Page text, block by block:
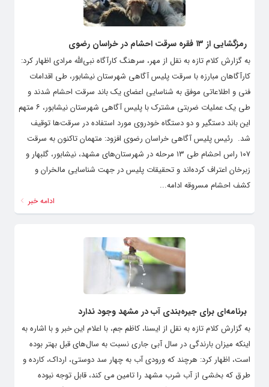
رمزگشایی از ۱۳ فقره سرقت احشام در خراسان رضوی
به گزارش کلام تازه به نقل از مهر، سرهنگ کارآگاه نبی‌الله مرادی اظهار کرد:
کارآگاهان مبارزه با سرقت پلیس آگاهی شهرستان نیشابور، طی اقدامات
فنی و اطلاعاتی موفق به شناسایی اعضای یک باند سرقت احشام شدند و
طی یک عملیات ضربتی مشترک با پلیس آگاهی شهرستان نیشابور، ۶ متهم
این باند دستگیر و دو دستگاه خودروی مورد استفاده در سرقت‌ها توقیف
شد. ‌ رئیس پلیس آگاهی خراسان رضوی افزود: متهمان تاکنون به سرقت
۱۰۷ راس احشام طی ۱۳ مرحله در شهرستان‌های مشهد، نیشابور، گلبهار و
زبرخان اعتراف کرده‌اند و تحقیقات پلیس در جهت شناسایی مالخران و
کشف احشام مسروقه ادامه...
ادامه خبر
برنامه‌ای برای جیره‌بندی آب در مشهد وجود ندارد
به گزارش کلام تازه به نقل از ایسنا، کاظم جم، با اعلام این خبر و با اشاره به
اینکه میزان بارندگی در سال آبی جاری نسبت به سال‌های قبل بهتر بوده
است، اظهار کرد: هرچند که ورودی آب به چهار سد دوستی، ارداک، کارده و
طرق که بخشی از آب شرب مشهد را تامین می کند، قابل توجه نبوده